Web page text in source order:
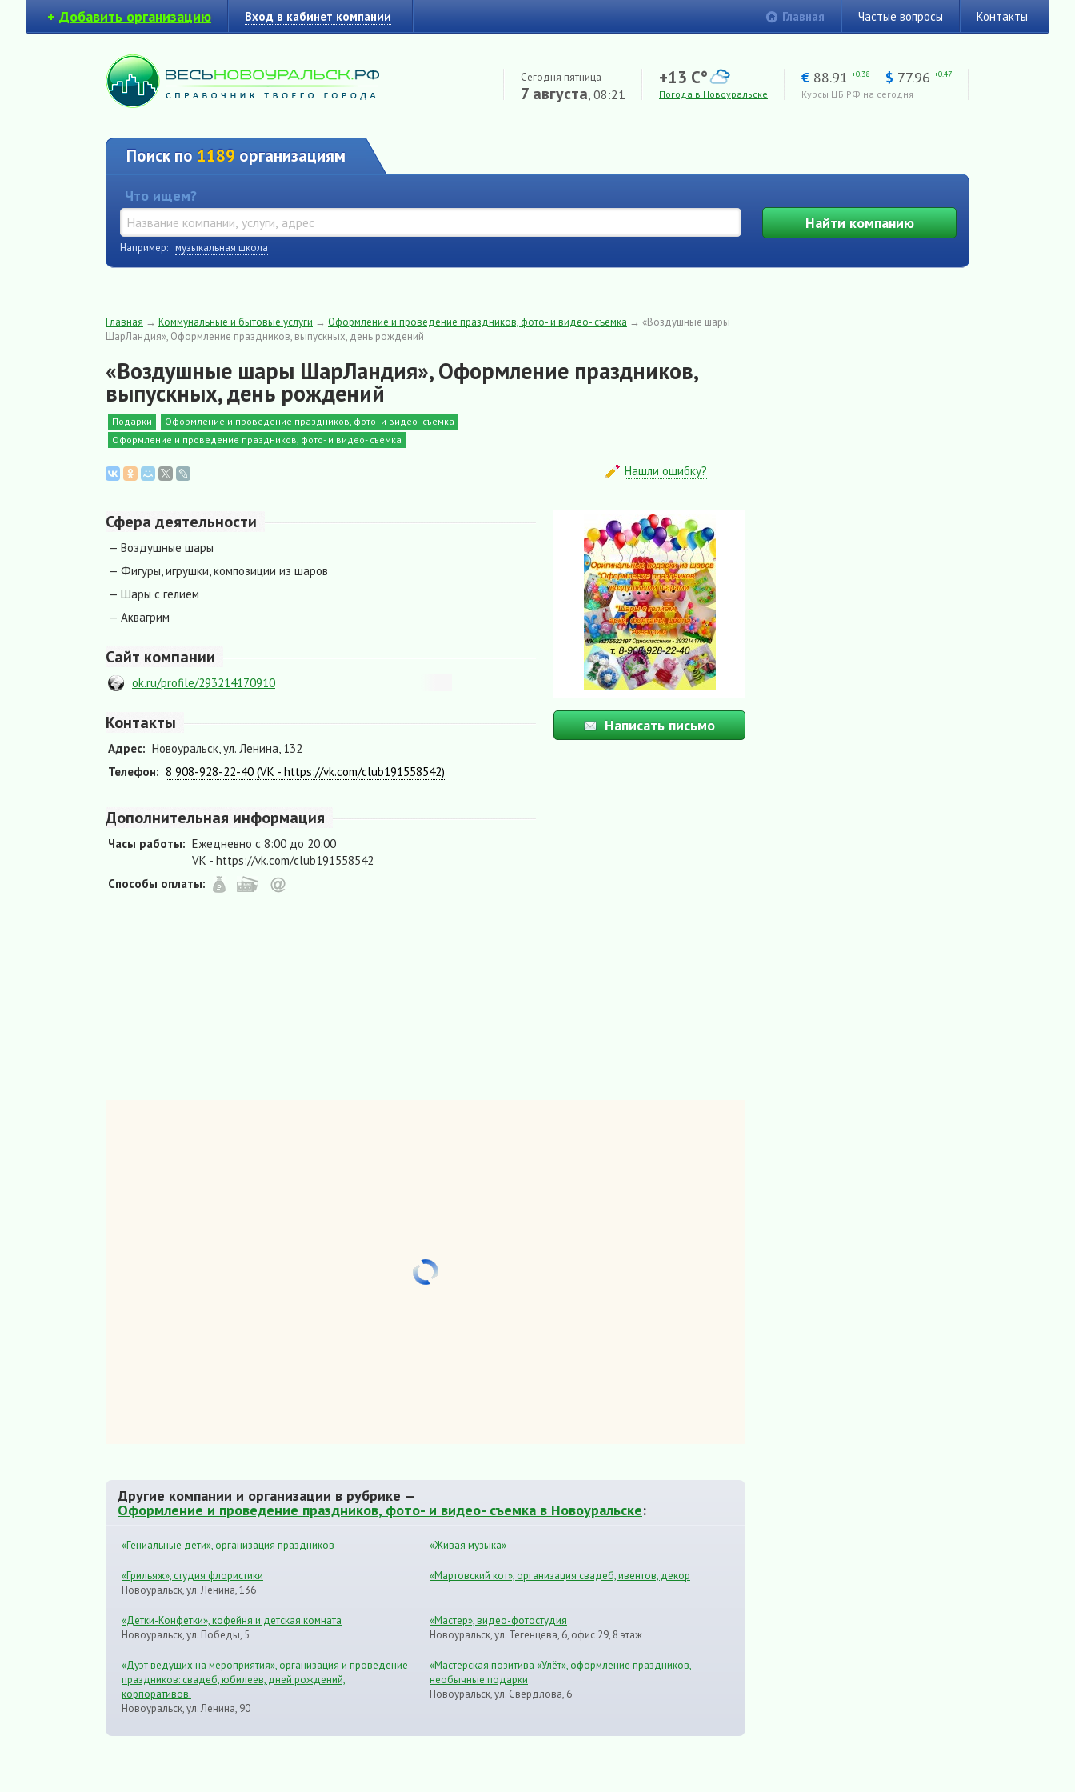
+ Добавить организацию Вход в кабинет компании Главная Частые вопросы Контакты
Сегодня пятница
7 августа, 08:21
+13 C°
Погода в Новоуральске
€ 88.91 +0.38 $ 77.96 +0.47
Курсы ЦБ РФ на сегодня
Поиск по 1189 организациям
Что ищем?
Найтикомпанию
Например: музыкальная школа
Главная → Коммунальные и бытовые услуги → Оформление и проведение праздников, фото- и видео- съемка → «Воздушные шары
ШарЛандия», Оформление праздников, выпускных, день рождений
«Воздушные шары ШарЛандия», Оформление праздников,
выпускных, день рождений
Подарки
Оформление и проведение праздников, фото- и видео- съемка
Оформление и проведение праздников, фото- и видео- съемка
Нашли ошибку?
Сфера деятельности
— Воздушные шары
— Фигуры, игрушки, композиции из шаров
— Шары с гелием
— Аквагрим
Сайт компании
ok.ru/profile/293214170910
Контакты
Адрес: Новоуральск, ул. Ленина, 132
Телефон: 8 908-928-22-40 (VK - https://vk.com/club191558542)
Дополнительная информация
Часы работы: Ежедневно с 8:00 до 20:00
VK - https://vk.com/club191558542
Способы оплаты:
Написать письмо
Другие компании и организации в рубрике —
Оформление и проведение праздников, фото- и видео- съемка в Новоуральске:
«Гениальные дети», организация праздников «Живая музыка»
«Грильяж», студия флористики
Новоуральск, ул. Ленина, 136
«Мартовский кот», организация свадеб, ивентов, декор
«Детки-Конфетки», кофейня и детская комната
Новоуральск, ул. Победы, 5
«Мастер», видео-фотостудия
Новоуральск, ул. Тегенцева, 6, офис 29, 8 этаж
«Дуэт ведущих на мероприятия», организация и проведение
праздников: свадеб, юбилеев, дней рождений,
корпоративов.
Новоуральск, ул. Ленина, 90
«Мастерская позитива «Улёт», оформление праздников,
необычные подарки
Новоуральск, ул. Свердлова, 6